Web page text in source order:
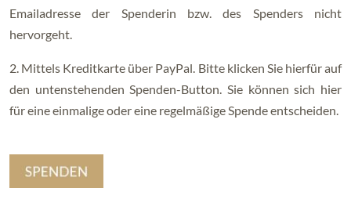
Emailadresse der Spenderin bzw. des Spenders nicht
hervorgeht.
2. Mittels Kreditkarte über PayPal. Bitte klicken Sie hierfür auf
den untenstehenden Spenden-Button. Sie können sich hier
für eine einmalige oder eine regelmäßige Spende entscheiden.